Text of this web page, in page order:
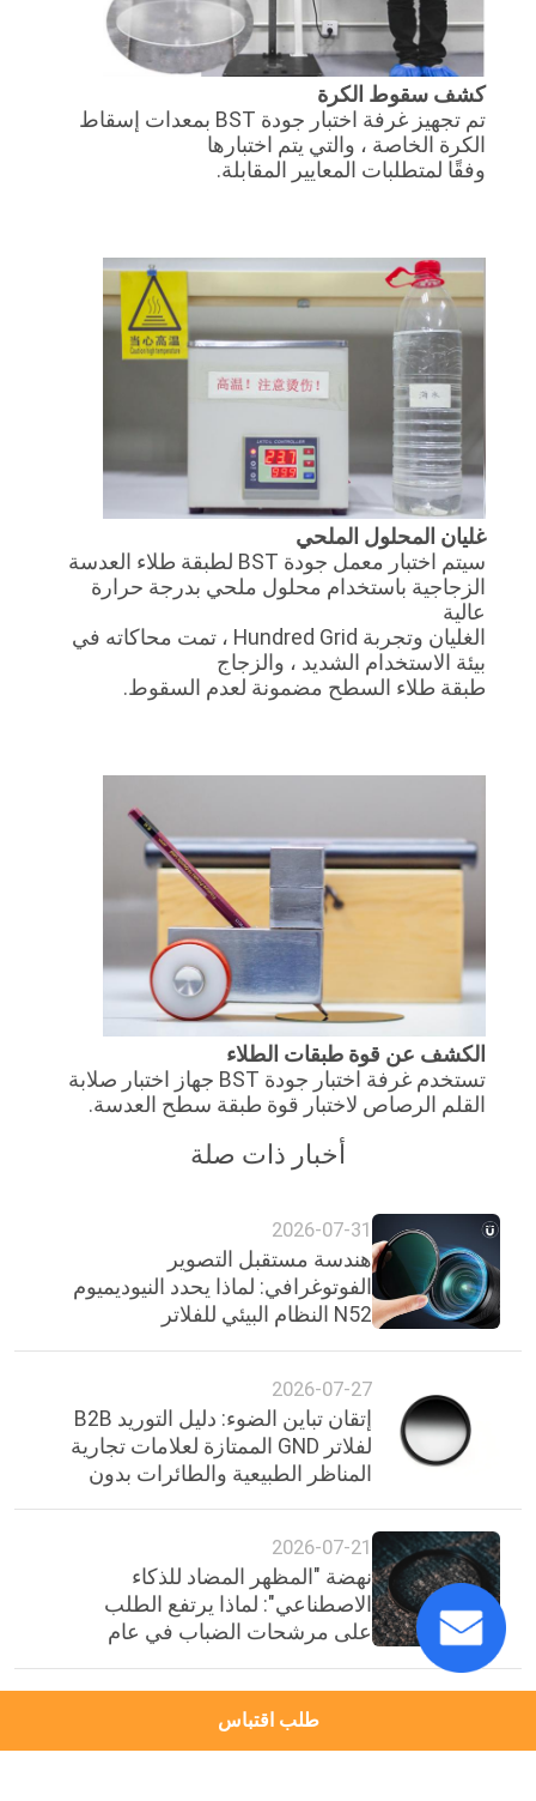
كشف سقوط الكرة
تم تجهيز غرفة اختبار جودة BST بمعدات إسقاط
الكرة الخاصة ، والتي يتم اختبارها
وفقًا لمتطلبات المعايير المقابلة.
غليان المحلول الملحي
سيتم اختبار معمل جودة BST لطبقة طلاء العدسة
الزجاجية باستخدام محلول ملحي بدرجة حرارة
عالية
الغليان وتجربة Hundred Grid ، تمت محاكاته في
بيئة الاستخدام الشديد ، والزجاج
طبقة طلاء السطح مضمونة لعدم السقوط.
الكشف عن قوة طبقات الطلاء
تستخدم غرفة اختبار جودة BST جهاز اختبار صلابة
القلم الرصاص لاختبار قوة طبقة سطح العدسة.
أخبار ذات صلة
2026-07-31
هندسة مستقبل التصوير
الفوتوغرافي: لماذا يحدد النيوديميوم
N52 النظام البيئي للفلاتر
2026-07-27
إتقان تباين الضوء: دليل التوريد B2B
لفلاتر GND الممتازة لعلامات تجارية
المناظر الطبيعية والطائرات بدون
2026-07-21
نهضة "المظهر المضاد للذكاء
الاصطناعي": لماذا يرتفع الطلب
على مرشحات الضباب في عام
أعلى
طلب اقتباس